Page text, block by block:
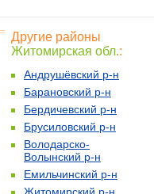
Другие районы
Житомирская обл.:
Андрушёвский р-н
Барановский р-н
Бердичевский р-н
Брусиловский р-н
Володарско-
Волынский р-н
Емильчинский р-н